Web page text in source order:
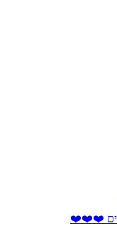
❤️❤️❤️